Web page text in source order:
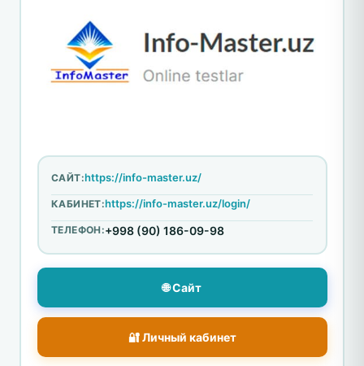
САЙТ:https://info-master.uz/
КАБИНЕТ:https://info-master.uz/login/
ТЕЛЕФОН:+998 (90) 186-09-98
🌐 Сайт
🔐 Личный кабинет